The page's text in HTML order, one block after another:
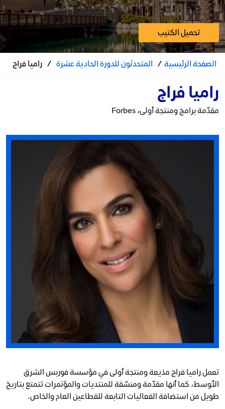
تحميل الكتيب
الصفحة الرئيسية/ المتحدثون للدورة الحادية عشرة / راميا فراج
راميا فراج
مقدّمة برامج ومنتجة أولى، Forbes
تعمل راميا فراج مذيعة ومنتجة أولى في مؤسسة فوربس الشرق
الأوسط، كما أنها مقدّمة ومنسّقة للمنتديات والمؤتمرات تتمتع بتاريخ
طويل من استضافة الفعاليات التابعة للقطاعين العام والخاص.